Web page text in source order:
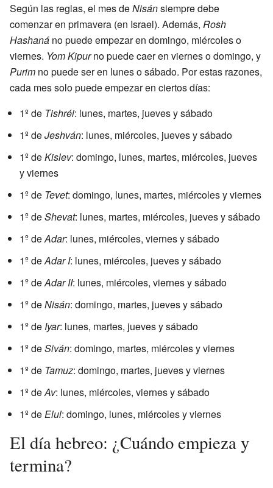
Según las reglas, el mes deNisánsiempre debe
comenzar en primavera (en Israel). Además, Rosh
Hashaná no puede empezar en domingo, miércoles o
viernes. Yom Kipurno puede caer en viernes o domingo, y
Purim no puede ser en lunes o sábado. Por estas razones,
cada mes solo puede empezar en ciertos días:
1º de Tishréi: lunes, martes, jueves y sábado
1º deJeshván: lunes, miércoles, jueves y sábado
1º deKislev: domingo, lunes, martes, miércoles, jueves
y viernes
1º de Tevet: domingo, lunes, martes, miércoles y viernes
1º deShevat: lunes, martes, miércoles, jueves y sábado
1º deAdar: lunes, miércoles, viernes y sábado
1º deAdar I: lunes, miércoles, jueves y sábado
1º deAdar II: lunes, miércoles, viernes y sábado
1º deNisán: domingo, martes, jueves y sábado
1º de Iyar: lunes, martes, jueves y sábado
1º deSiván: domingo, martes, miércoles y viernes
1º de Tamuz: domingo, martes, jueves y viernes
1º deAv: lunes, miércoles, viernes y sábado
1º deElul: domingo, lunes, miércoles y viernes
El día hebreo: ¿Cuándo empieza y
termina?